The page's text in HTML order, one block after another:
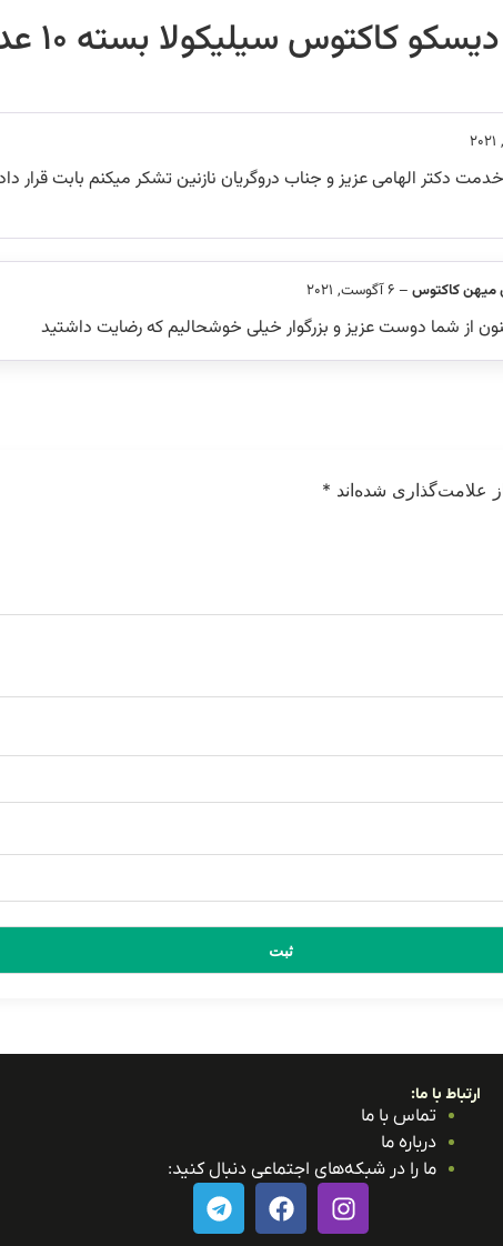
کاکتوس سیلیکولا بسته ۱۰ عددی
دکتر الهامی عزیز و جناب دروگریان نازنین تشکر میکنم بابت قرار
میهن کاکتوس– 6 آگوست, 2021
از شما دوست عزیز و بزرگوار خیلی خوشحالیم که رضایت داشتید
علامت‌گذاری شده‌اند *
ارتباط با ما:
تماس با ما
درباره ما
ما را در شبکه‌های اجتماعی دنبال کنید: